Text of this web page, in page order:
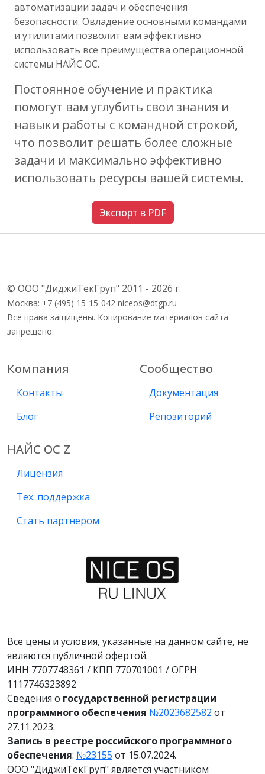
автоматизации задач и обеспечения
безопасности. Овладение основными командами
и утилитами позволит вам эффективно
использовать все преимущества операционной
системы НАЙС ОС.
Постоянное обучение и практика
помогут вам углубить свои знания и
навыки работы с командной строкой,
что позволит решать более сложные
задачи и максимально эффективно
использовать ресурсы вашей системы.
Экспорт в PDF
© ООО "ДиджиТекГруп" 2011 - 2026 г.
Москва: +7 (495) 15-15-042 niceos@dtgp.ru
Все права защищены. Копирование материалов сайта
запрещено.
Компания
Контакты
Блог
Сообщество
Документация
Репозиторий
НАЙС ОС Z
Лицензия
Тех. поддержка
Стать партнером
Все цены и условия, указанные на данном сайте, не
являются публичной офертой.
ИНН 7707748361 / КПП 770701001 / ОГРН
1117746323892
Сведения о государственной регистрации
программного обеспечения №2023682582 от
27.11.2023.
Запись в реестре российского программного
обеспечения: №23155 от 15.07.2024.
ООО "ДиджиТекГруп" является участником